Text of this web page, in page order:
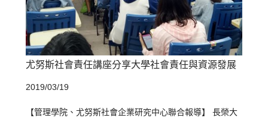
尤努斯社會責任講座分享大學社會責任與資源發展
2019/03/19
【管理學院、尤努斯社會企業研究中心聯合報導】 長榮大